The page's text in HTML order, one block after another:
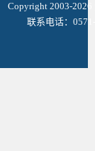
Copyright 2003-
联系电话：